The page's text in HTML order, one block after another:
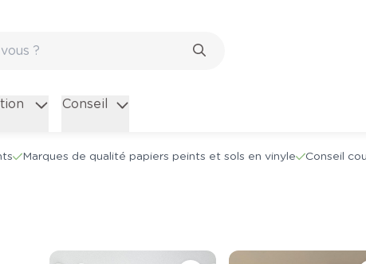
Conseil
Marques de qualité papiers peints et sols en vinyle Conseil